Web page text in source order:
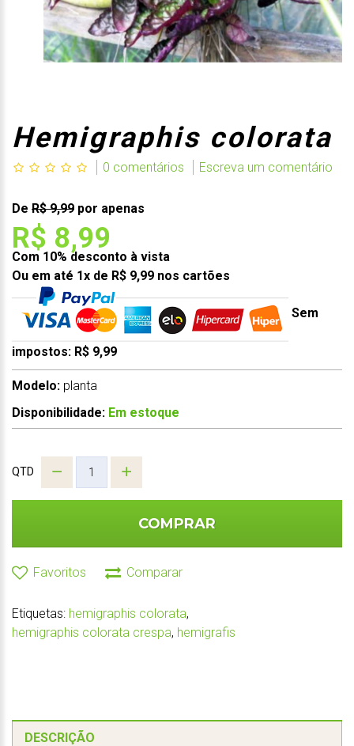
Hemigraphis colorata
0 comentários Escreva um comentário
De R$ 9,99 por apenas
R$ 8,99
Com 10% desconto à vista
Ou em até 1x de R$ 9,99 nos cartões
Sem
impostos: R$ 9,99
Modelo: planta
Disponibilidade: Em estoque
QTD
COMPRAR
Favoritos Comparar
Etiquetas: hemigraphis colorata,
hemigraphis colorata crespa, hemigrafis
DESCRIÇÃO